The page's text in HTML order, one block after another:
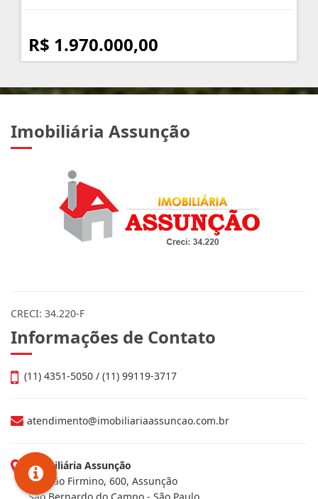
R$ 1.970.000,00
Imobiliária Assunção
CRECI: 34.220-F
Informações de Contato
(11) 4351-5050 / (11) 99119-3717
atendimento@imobiliariaassuncao.com.br
Imobiliária Assunção
Av. João Firmino, 600, Assunção